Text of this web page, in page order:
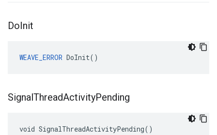
DoInit
WEAVE_ERROR DoInit()
SignalThreadActivityPending
void SignalThreadActivityPending()